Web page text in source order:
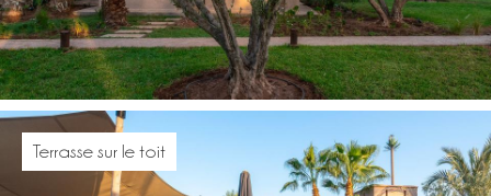
Terrasse sur le toit